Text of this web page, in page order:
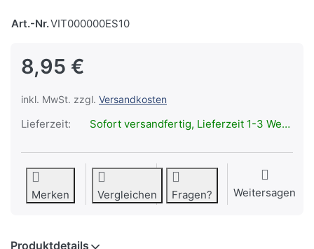
Art.-Nr.VIT000000ES10
8,95 €
inkl. MwSt. zzgl. Versandkosten
Lieferzeit: Sofort versandfertig, Lieferzeit 1-3 Werktage.
Merken Vergleichen Fragen? Weitersagen
Produktdetails